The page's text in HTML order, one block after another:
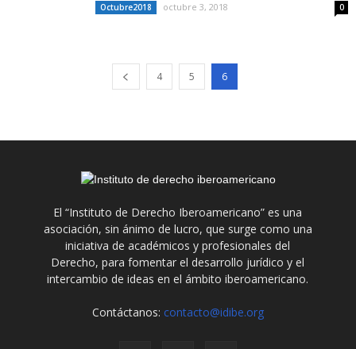
Octubre2018 octubre 3, 2018 0
4 5 6
El “Instituto de Derecho Iberoamericano” es una
asociación, sin ánimo de lucro, que surge como una
iniciativa de académicos y profesionales del
Derecho, para fomentar el desarrollo jurídico y el
intercambio de ideas en el ámbito iberoamericano.
Contáctanos: contacto@idibe.org